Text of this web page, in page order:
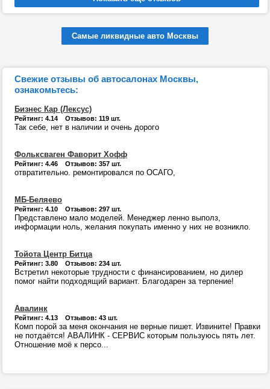
Самые ликвидные авто Москвы
Свежие отзывы об автосалонах Москвы,
ознакомьтесь:
Бизнес Кар (Лексус)
Рейтинг: 4.14 Отзывов: 119 шт.
Так себе, нет в наличии и очень дорого
Фольксваген Фаворит Хофф
Рейтинг: 4.46 Отзывов: 357 шт.
отвратительно. ремонтировался по ОСАГО,
МБ-Беляево
Рейтинг: 4.10 Отзывов: 297 шт.
Представлено мало моделей. Менеджер ленно выполз,
информации ноль, желания покупать именно у них не возникло.
Тойота Центр Битца
Рейтинг: 3.80 Отзывов: 234 шт.
Встретил некоторые трудности с финансированием, но дилер
помог найти подходящий вариант. Благодарен за терпение!
Авалинк
Рейтинг: 4.13 Отзывов: 43 шт.
Комп порой за меня окончания не верные пишет. Извините! Правки
не потдаётся! АВАЛИНК - СЕРВИС которым пользуюсь пять лет.
Отношение моё к персо...